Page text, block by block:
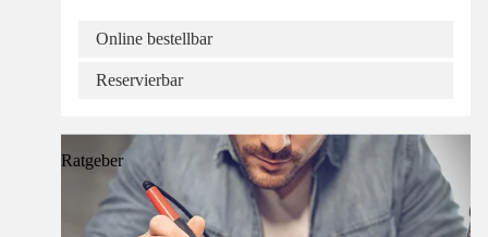
Online bestellbar
Reservierbar
Ratgeber